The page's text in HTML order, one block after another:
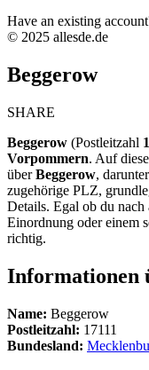
Have an existing
© 2025 allesde.de
Beggerow
SHARE
Beggerow (Postleitzahl
Vorpommern. Auf
überBeggerow,
zugehörige PLZ,
Details. Egal ob du nach
Einordnung oder einem
richtig.
Informationen
Name: Beggerow
Postleitzahl: 17111
Bundesland: